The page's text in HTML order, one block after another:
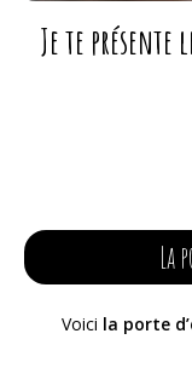
Je te présente
La
Voici la porte